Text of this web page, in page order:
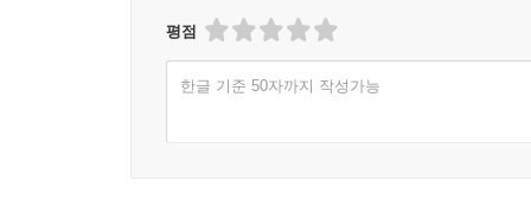
평점
한글 기준 50자까지 작성가능